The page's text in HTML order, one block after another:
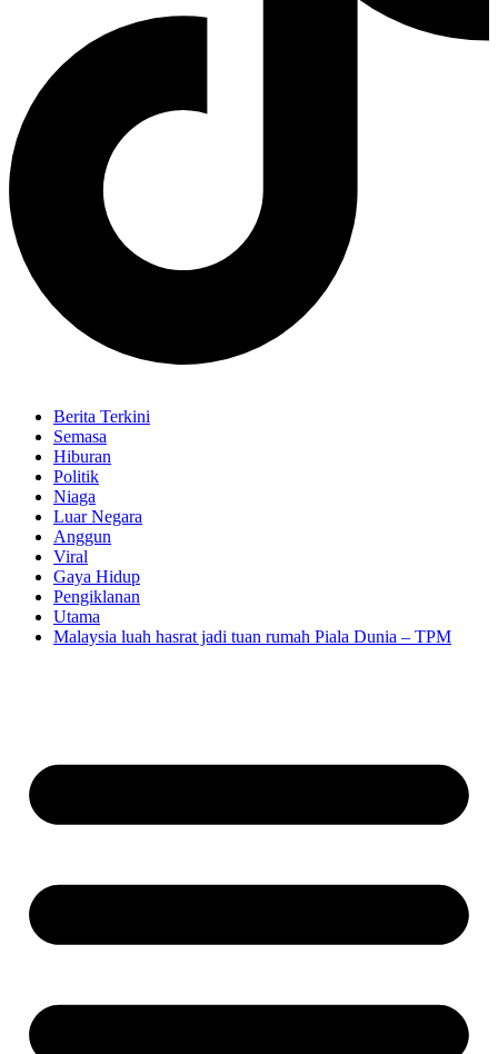
Berita Terkini
Semasa
Hiburan
Politik
Niaga
Luar Negara
Anggun
Viral
Gaya Hidup
Pengiklanan
Utama
Malaysia luah hasrat jadi tuan rumah Piala Dunia – TPM